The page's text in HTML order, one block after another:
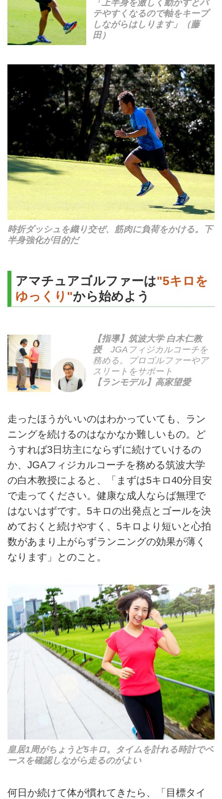
「上半身を激しく動かすとバ
テやすくなるので軸をキープ
しながらはしります」（藤
田）
時折ダッシュを織り交ぜ、筋肉に負荷をかける。下
半身強化が目的だ
アマチュアゴルファーは"5キロを
ゆっくり"から始めよう
【指導】筑波大学 白木仁教
授JGAフィジカルコーチを
務める。プロゴルファーやア
スリートをサポート
【ランモデル】高家望愛
走ったほうがいいのはわかっていても、ラン
ニングを続けるのはなかなか難しいもの。ど
うすれば3日坊主にならずに続けていけるの
か、JGAフィジカルコーチを務める筑波大学
の白木教授によると、「まずは5キロ40分目安
で走ってください。健康な成人ならば無理で
はないはずです。5キロの出発点とゴールを決
めておくと続けやすく、5キロより短いと心拍
数があまり上がらずランニングの効果が薄く
なります」とのこと。
皇居1周がちょうど5キロ。タイムを計れる時計でペ
ースを確認しながら走るのがよい
何日か続けて体が慣れてきたら、「目標タイ